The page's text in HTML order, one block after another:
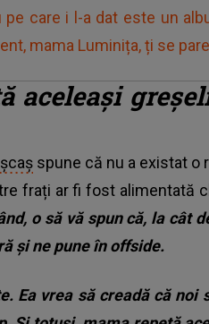
pe care i l-a dat este un
mama Luminița, ți se
aceleași
spune că nu a existat o
frați ar fi fost alimentată
o să vă spun că, la cât
și ne pune în offside.
Ea vrea să creadă că